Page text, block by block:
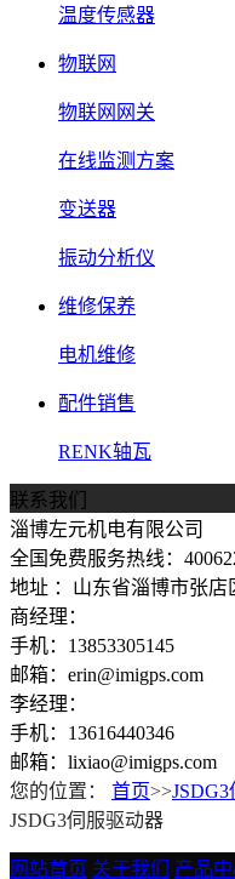
温度传感器
物联网
物联网网关
在线监测方案
变送器
振动分析仪
维修保养
电机维修
配件销售
RENK轴瓦
联系我们
淄博左元机电有限公司
全国免费服务热线：
地址 ：山东省淄博市张店
商经理：
手机：13853305145
邮箱：erin@imigps.com
李经理：
手机：13616440346
邮箱：lixiao@imigps.com
您的位置：
首页>>
JSDG3伺服驱动器
网站首页 关于我们 产品